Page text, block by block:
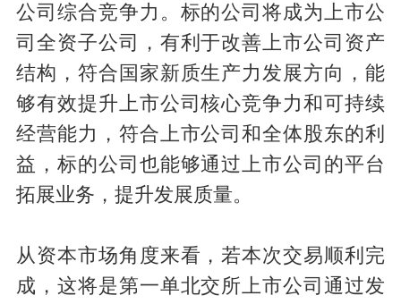
公司综合竞争力。标的公司将成为上市公
司全资子公司，有利于改善上市公司资产
结构，符合国家新质生产力发展方向，能
够有效提升上市公司核心竞争力和可持续
经营能力，符合上市公司和全体股东的利
益，标的公司也能够通过上市公司的平台
拓展业务，提升发展质量。
从资本市场角度来看，若本次交易顺利完
成，这将是第一单北交所上市公司通过发